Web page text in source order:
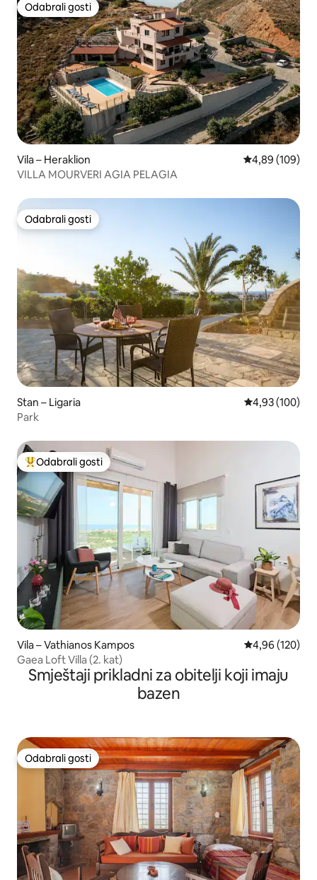
Odabrali gosti
Odabrali gosti
Vila – Heraklion Prosječna
4,89 (109)
VILLA MOURVERI AGIA PELAGIA
Odabrali gosti
Odabrali gosti
Stan – Ligaria Prosječna
4,93 (100)
Park
Među najviše rangiranima s oznakom „Odabrali gosti”
Odabrali gosti
Vila – Vathianos Kampos Prosječna
4,96 (120)
Gaea Loft Villa (2. kat)
Smještaji prikladni za obitelji koji imaju
bazen
Odabrali gosti
Odabrali gosti